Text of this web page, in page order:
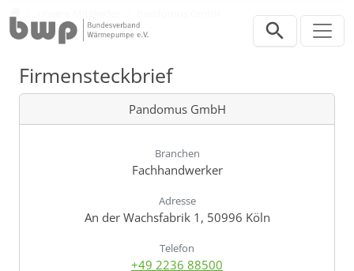
Firmensteckbrief
Pandomus GmbH
Branchen
Fachhandwerker
Adresse
An der Wachsfabrik 1, 50996 Köln
Telefon
+49 2236 88500